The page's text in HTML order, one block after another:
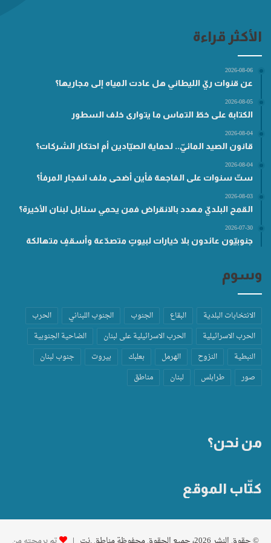
الأكثر قراءة
2026-08-06
عن قنوات ريّ الليطاني هل عادت المياه إلى مجاريها؟
2026-08-05
الكتابة على خطّ التماس ما يتوارى خلف السطور
2026-08-04
قانون الصيد المائيّ.. لحماية الصيّادين أم احتكار الشركات؟
2026-08-04
ستّ سنوات على الفاجعة فأين أضحى ملف انفجار المرفأ؟
2026-08-03
القمح البلديّ مهدد بالانقراض فمن يحمي سنابل لبنان الأخيرة؟
2026-07-30
جنوبيّون عائدون بلا خيارات لبيوتٍ متصدّعة وأسقفٍ متهالكة
وسوم
الانتخابات البلدية البقاع الجنوب الجنوب اللبناني
الحرب
الحرب الاسرائيلية
الحرب الاسرائيلية على لبنان
الضاحية الجنوبية
النبطية
النزوح الهرمل بعلبك بيروت
جنوب لبنان
صور
طرابلس لبنان مناطق
من نحن؟
كتّاب الموقع